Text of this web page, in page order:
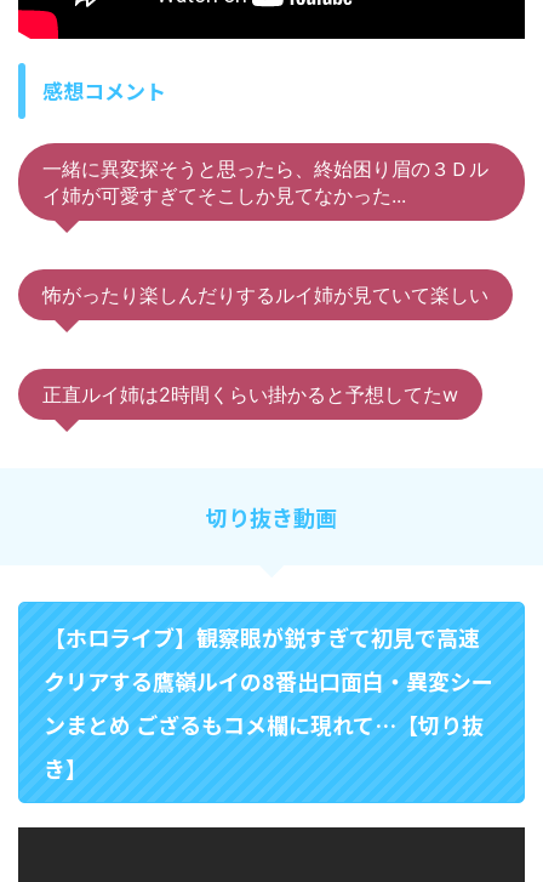
感想コメント
一緒に異変探そうと思ったら、終始困り眉の３Ｄル
イ姉が可愛すぎてそこしか見てなかった...
怖がったり楽しんだりするルイ姉が見ていて楽しい
正直ルイ姉は2時間くらい掛かると予想してたw
切り抜き動画
【ホロライブ】観察眼が鋭すぎて初見で高速
クリアする鷹嶺ルイの8番出口面白・異変シー
ンまとめ ござるもコメ欄に現れて…【切り抜
き】